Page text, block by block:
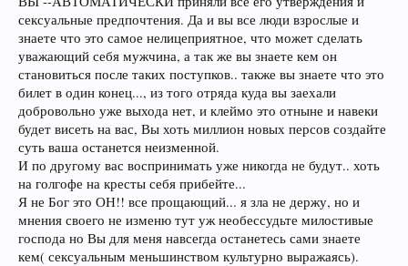
сексуальные предпочтения. Да и вы все люди взрослые и
знаете что это самое нелицеприятное, что может сделать
уважающий себя мужчина, а так же вы знаете кем он
становиться после таких поступков.. также вы знаете что это
билет в один конец..., из того отряда куда вы заехали
добровольно уже выхода нет, и клеймо это отныне и навеки
будет висеть на вас, Вы хоть миллион новых персов создайте
суть ваша останется неизменной.
И по другому вас воспринимать уже никогда не будут.. хоть
на голгофе на кресты себя прибейте...
Я не Бог это ОН!! все прощающий... я зла не держу, но и
мнения своего не изменю тут уж необессудьте милостивые
господа но Вы для меня навсегда останетесь сами знаете
кем( сексуальным меньшинством культурно выражаясь).